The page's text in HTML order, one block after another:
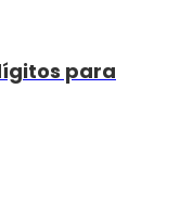
para